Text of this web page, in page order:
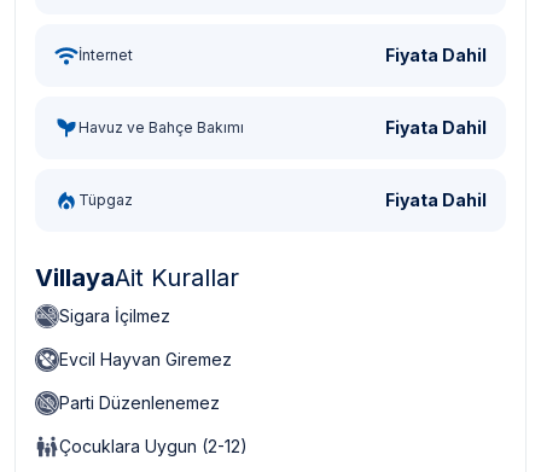
İnternet Fiyata Dahil
Havuz ve Bahçe Bakımı Fiyata Dahil
Tüpgaz Fiyata Dahil
VillayaAit Kurallar
Sigara İçilmez
Evcil Hayvan Giremez
Parti Düzenlenemez
Çocuklara Uygun (2-12)